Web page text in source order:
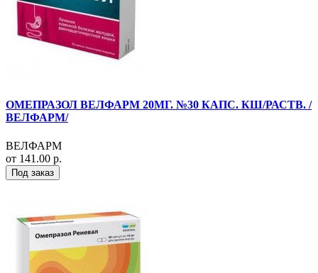
ОМЕПРАЗОЛ ВЕЛФАРМ 20МГ. №30 КАПС. КШ/РАСТВ. /
ВЕЛФАРМ/
ВЕЛФАРМ
от 141.00 р.
Под заказ